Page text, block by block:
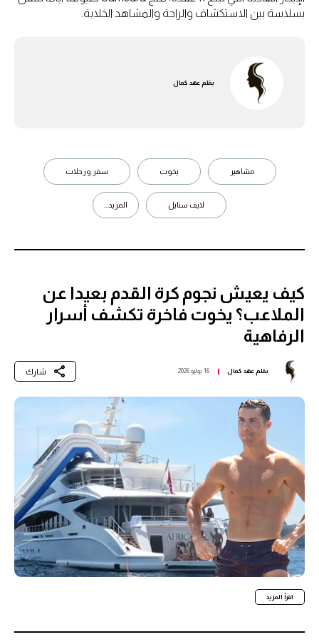
بسلاسة بين الاستكشاف والراحة والمشاهد الخلابة.
بقلم عهد كمال
مشاهير يخوت سفر ورحلات
لايف ستايل المزيد...
كيف يعيش نجوم كرة القدم بعيدا عن
الملاعب؟ يخوت فاخرة تكشف أسرار
الرفاهية
بقلمعهد كمال 16 يوليو 2026 شارك
اقرأ المزيد